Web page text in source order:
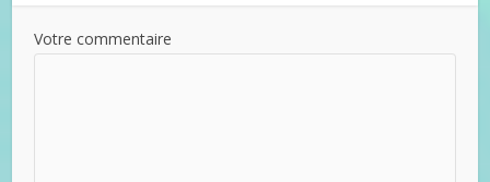
Votre commentaire